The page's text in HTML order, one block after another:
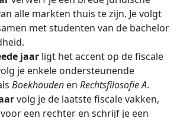
alle markten thuis te zijn. Je volgt
met studenten van de bachelor
jaar ligt het accent op de fiscale
je enkele ondersteunende
Boekhouden en Rechtsfilosofie A.
volg je de laatste fiscale vakken,
een rechter en schrijf je een